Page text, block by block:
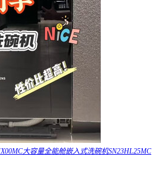
大容量全能舱嵌入式洗碗机SN23HL25MC